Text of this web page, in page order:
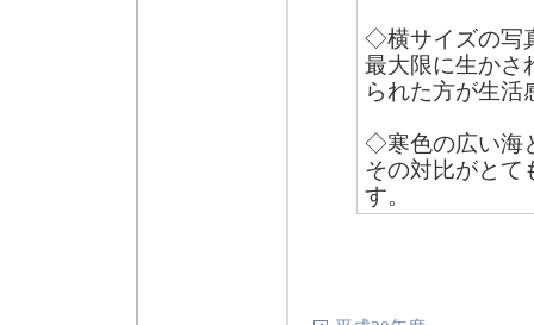
◇横サイズの写
最大限に生かさ
られた方が生活
◇寒色の広い海
その対比がとて
す。